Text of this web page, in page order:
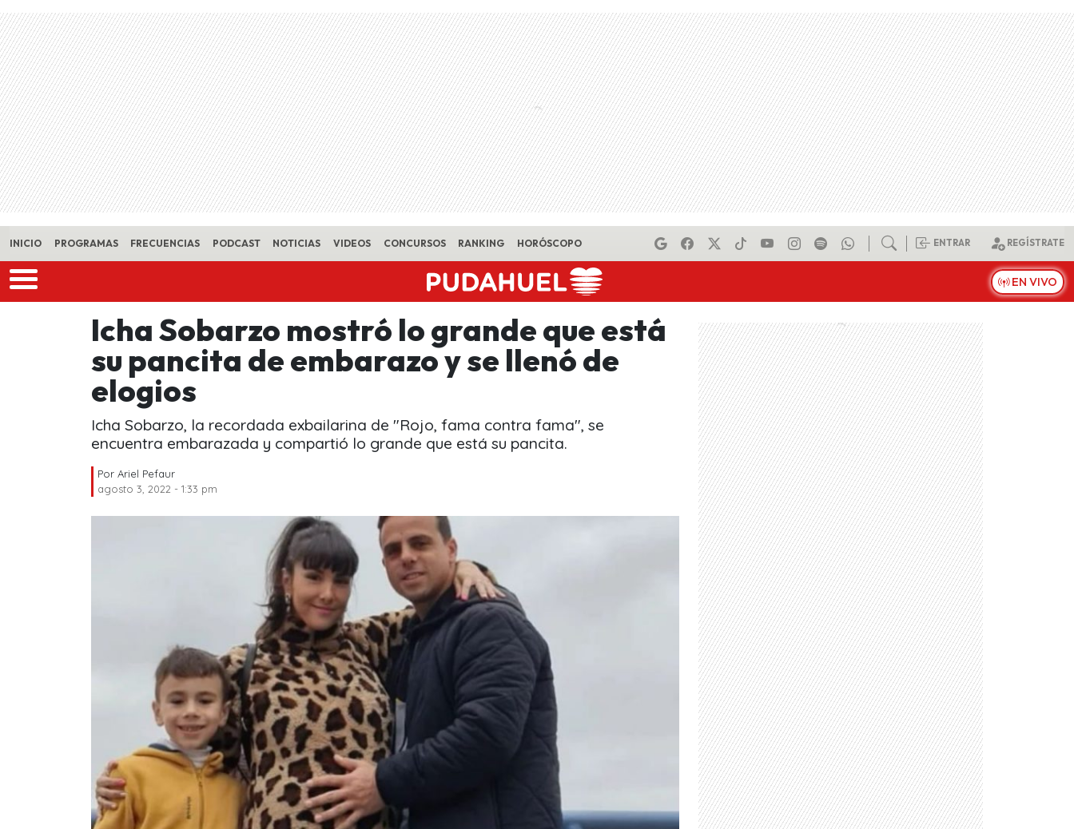
Skip to main content
INICIO PROGRAMAS FRECUENCIAS PODCAST NOTICIAS VIDEOS CONCURSOS RANKING HORÓSCOPO ENTRAR REGÍSTRATE
EN VIVO
Icha Sobarzo mostró lo grande que está
su pancita de embarazo y se llenó de
elogios
Icha Sobarzo, la recordada exbailarina de "Rojo, fama contra fama", se
encuentra embarazada y compartió lo grande que está su pancita.
Por Ariel Pefaur
agosto 3, 2022 - 1:33 pm